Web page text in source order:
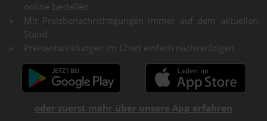
online bestellen
Mit Preisbenachrichtigungen immer auf dem aktuellen
Stand
Preisentwicklungen im Chart einfach nachverfolgen
oder zuerst mehr über unsere App erfahren